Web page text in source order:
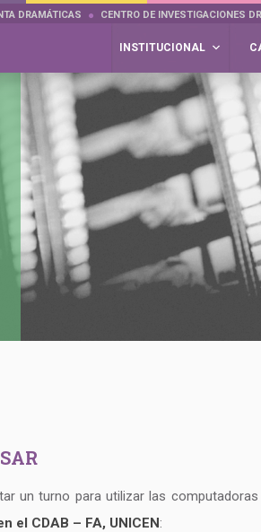
DRAMÁTICAS CENTRO DE INVESTIGACIONES
INSTITUCIONAL
un turno para utilizar las computadoras
el CDAB – FA, UNICEN: